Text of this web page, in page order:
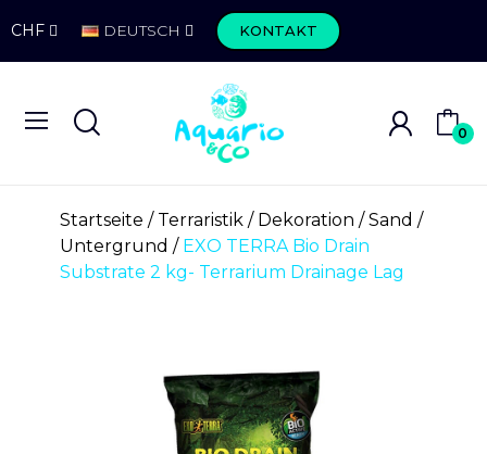
CHF DEUTSCH KONTAKT
0
Startseite Terraristik Dekoration
Sand /
Untergrund
EXO TERRA Bio Drain
Substrate 2 kg- Terrarium Drainage Lag